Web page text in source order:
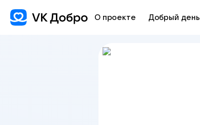
О проекте Добрый день